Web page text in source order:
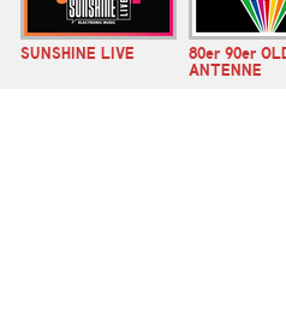
SUNSHINE LIVE
80er 90er
ANTENNE